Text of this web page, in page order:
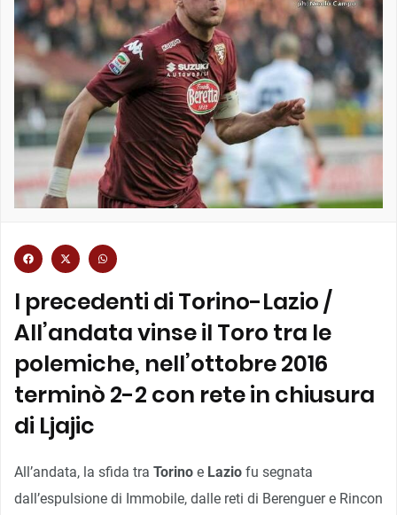
I precedenti di Torino-Lazio /
All’andata vinse il Toro tra le
polemiche, nell’ottobre 2016
terminò 2-2 con rete in chiusura
di Ljajic
All’andata, la sfida tra Torino e Lazio fu segnata
dall’espulsione di Immobile, dalle reti di Berenguer e Rincon